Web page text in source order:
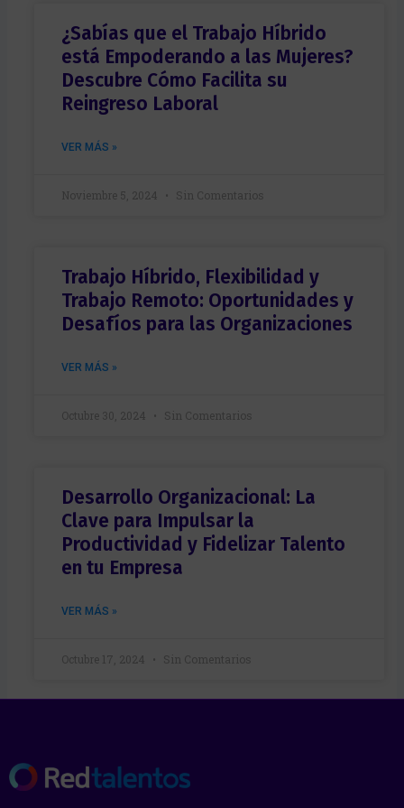
¿Sabías que el Trabajo Híbrido
está Empoderando a las Mujeres?
Descubre Cómo Facilita su
Reingreso Laboral
VER MÁS »
Noviembre 5, 2024 Sin Comentarios
Trabajo Híbrido, Flexibilidad y
Trabajo Remoto: Oportunidades y
Desafíos para las Organizaciones
VER MÁS »
Octubre 30, 2024 Sin Comentarios
Desarrollo Organizacional: La
Clave para Impulsar la
Productividad y Fidelizar Talento
en tu Empresa
VER MÁS »
Octubre 17, 2024 Sin Comentarios
*